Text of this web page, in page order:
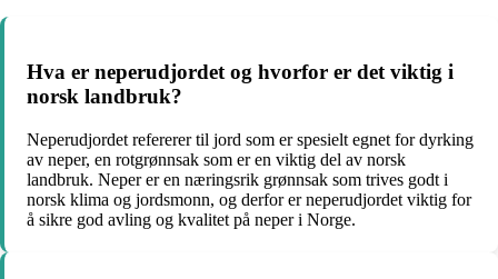
Hva er neperudjordet og hvorfor er det viktig i
norsk landbruk?
Neperudjordet refererer til jord som er spesielt egnet for dyrking
av neper, en rotgrønnsak som er en viktig del av norsk
landbruk. Neper er en næringsrik grønnsak som trives godt i
norsk klima og jordsmonn, og derfor er neperudjordet viktig for
å sikre god avling og kvalitet på neper i Norge.